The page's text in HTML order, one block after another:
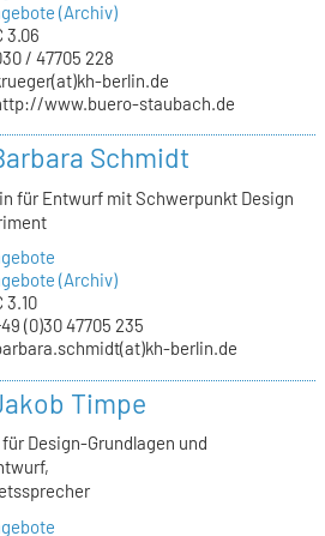
(Archiv)
3.06
/ 47705 228
berlin.de
www.buero-staubach.de
Schmidt
für Entwurf mit Schwerpunkt Design
(Archiv)
3.10
(0)30 47705 235
berlin.de
Timpe
Design-Grundlagen und